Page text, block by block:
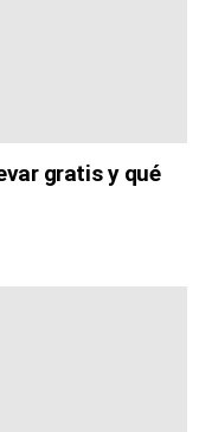
gratis y qué